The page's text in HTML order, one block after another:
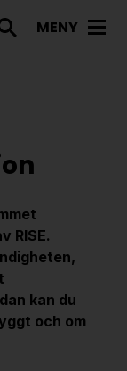
MENY
Projekt
RE:Source
RISE.
kan du
och om